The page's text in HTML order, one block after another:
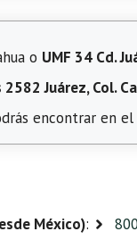
o UMF 34 Cd.
Juárez, Col.
encontrar en el
México):